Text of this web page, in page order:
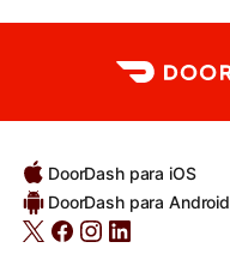
DoorDash para iOS
DoorDash para Android